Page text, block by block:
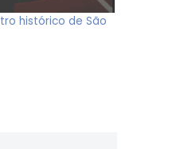
histórico de São